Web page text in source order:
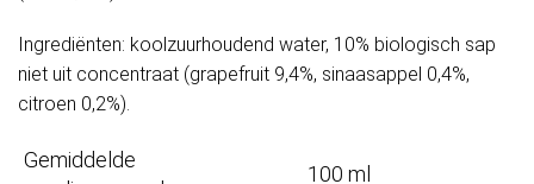
Ingrediënten: koolzuurhoudend water, 10% biologisch sap
niet uit concentraat (grapefruit 9,4%, sinaasappel 0,4%,
citroen 0,2%).
Gemiddelde
100 ml